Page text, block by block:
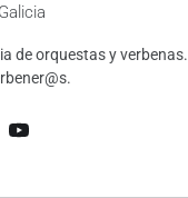
de orquestas y verbenas.